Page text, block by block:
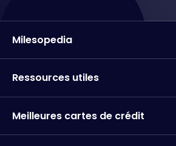
Milesopedia
Ressources utiles
Meilleures cartes de crédit